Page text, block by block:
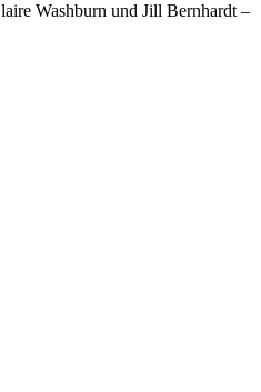
Washburn und Jill Bernhardt –